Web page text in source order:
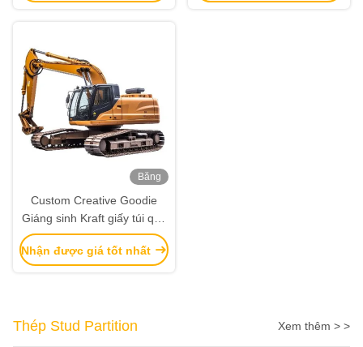
Băng
Custom Creative Goodie
Giáng sinh Kraft giấy túi quà
với logo của riêng bạn cho
Xmas Party trang trí
Nhận được giá tốt nhất
Thép Stud Partition Xem thêm > >